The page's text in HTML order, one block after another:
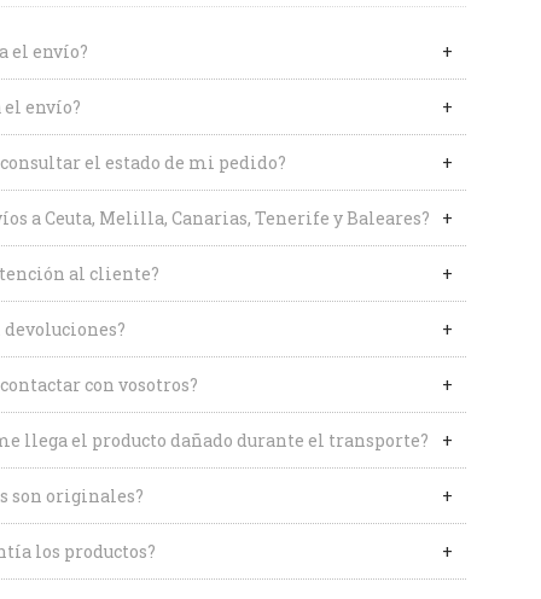
el envío?
el envío?
consultar el estado de mi pedido?
a Ceuta, Melilla, Canarias, Tenerife y Baleares?
al cliente?
con vosotros?
llega el producto dañado durante el transporte?
son originales?
los productos?